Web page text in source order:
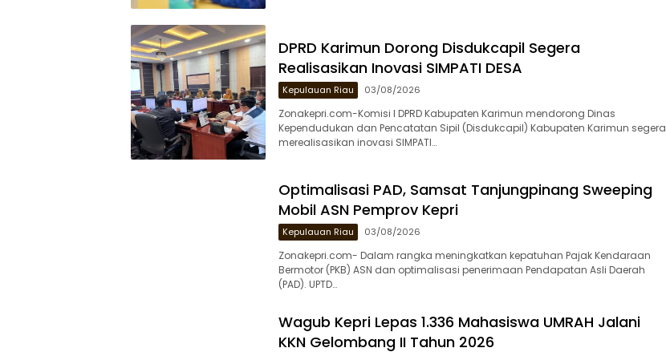
DPRD Karimun Dorong Disdukcapil Segera
Realisasikan Inovasi SIMPATI DESA
Kepulauan Riau 03/08/2026
Zonakepri.com-Komisi I DPRD Kabupaten Karimun mendorong Dinas
Kependudukan dan Pencatatan Sipil (Disdukcapil) Kabupaten Karimun segera
merealisasikan inovasi SIMPATI…
Optimalisasi PAD, Samsat Tanjungpinang Sweeping
Mobil ASN Pemprov Kepri
Kepulauan Riau 03/08/2026
Zonakepri.com- Dalam rangka meningkatkan kepatuhan Pajak Kendaraan
Bermotor (PKB) ASN dan optimalisasi penerimaan Pendapatan Asli Daerah
(PAD). UPTD…
Wagub Kepri Lepas 1.336 Mahasiswa UMRAH Jalani
KKN Gelombang II Tahun 2026